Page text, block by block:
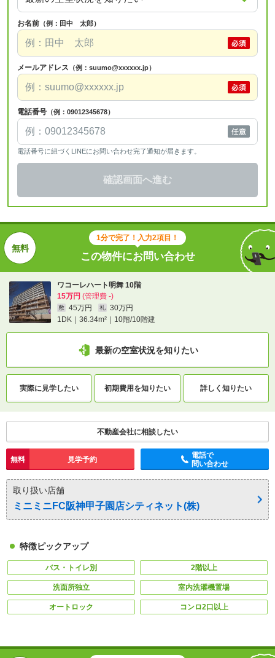
お名前 （例：田中 太郎）
メールアドレス （例：suumo@xxxxxx.jp）
電話番号 （例：09012345678）
電話番号に紐づくLINEにお問い合わせ完了通知が届きます。
確認画面へ進む
1分で完了！入力2項目！
この物件にお問い合わせ
ワコーレハート明舞 10階
15万円 (管理費 -)
敷 45万円 礼
30万円
1DK｜36.34m²｜10階/10階建
最新の空室状況を知りたい
実際に見学したい 初期費用を知りたい 詳しく知りたい
不動産会社に相談したい
無料 見学予約
電話で
問い合わせ
取り扱い店舗
ミニミニFC阪神甲子園店シティネット(株)
特徴ピックアップ
バス・トイレ別 2階以上
洗面所独立 室内洗濯機置場
オートロック コンロ2口以上